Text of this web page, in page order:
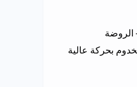
الروضة
بحركة عالية